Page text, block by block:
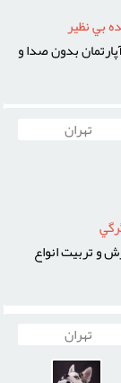
بي نظير
بدون صدا و
تهران
و تربيت انواع
تهران